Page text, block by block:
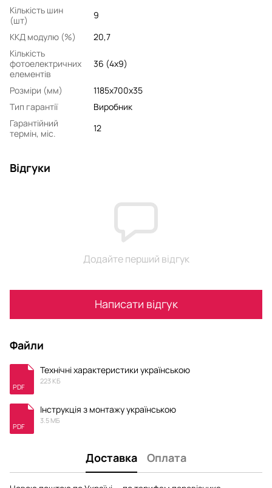
Кількість шин
(шт)
9
ККД модулю (%)
20,7
Кількість
фотоелектричних
елементів
36 (4x9)
Розмiри (мм)
1185x700x35
Тип гарантії
Виробник
Гарантійний
термін, міс.
12
Відгуки
Додайте перший відгук
Написати відгук
Файли
PDF
Технічні характеристики українською
223 КБ
PDF
Інструкція з монтажу українською
3.5 МБ
Доставка Оплата